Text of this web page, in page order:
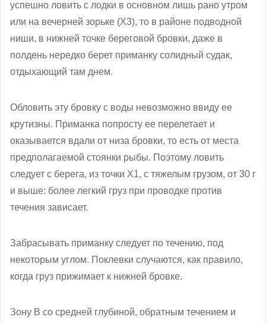
успешно ловить с лодки в основном лишь рано утром
или на вечерней зорьке (Х3), то в районе подводной
ниши, в нижней точке береговой бровки, даже в
полдень нередко берет приманку солидный судак,
отдыхающий там днем.
Обловить эту бровку с воды невозможно ввиду ее
крутизны. Приманка попросту ее перелетает и
оказывается вдали от низа бровки, то есть от места
предполагаемой стоянки рыбы. Поэтому ловить
следует с берега, из точки X1, с тяжелым грузом, от 30 г
и выше: более легкий груз при проводке против
течения зависает.
Забрасывать приманку следует по течению, под
некоторым углом. Поклевки случаются, как правило,
когда груз прижимает к нижней бровке.
Зону В со средней глубиной, обратным течением и